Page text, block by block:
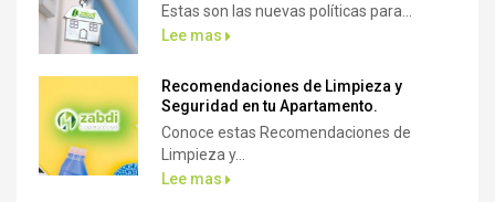
Estas son las nuevas políticas para...
Lee mas
Recomendaciones de Limpieza y
Seguridad en tu Apartamento.
Conoce estas Recomendaciones de
Limpieza y...
Lee mas